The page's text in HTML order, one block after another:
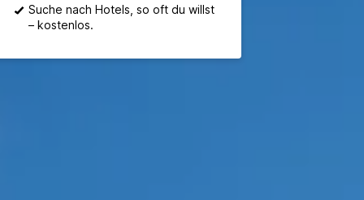
Suche nach Hotels, so oft du willst
– kostenlos.